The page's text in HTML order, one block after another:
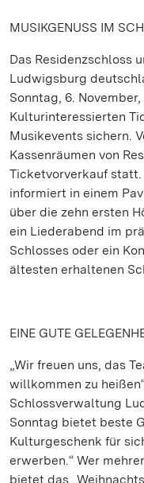
MUSIKGENUSS IM
Das Residenzschloss
Ludwigsburg
Sonntag, 6.
Kulturinteressierten
Musikevents sichern.
Kassenräumen von
Ticketvorverkauf statt.
informiert in einem
über die zehn ersten
ein Liederabend im
Schlosses oder ein
ältesten erhaltenen
EINE GUTE
„Wir freuen uns, das
willkommen zu
Schlossverwaltung
Sonntag bietet beste
Kulturgeschenk für
erwerben.“ Wer
bietet das